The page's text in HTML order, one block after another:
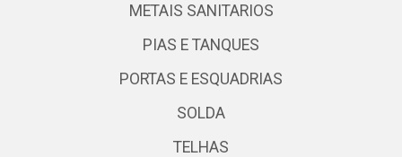
METAIS SANITARIOS
PIAS E TANQUES
PORTAS E ESQUADRIAS
SOLDA
TELHAS